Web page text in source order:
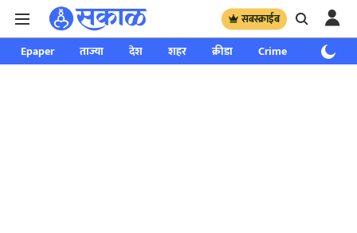
सबस्क्राईब
Epaper ताज्या देश शहर क्रीडा Crime साप्ताहिक